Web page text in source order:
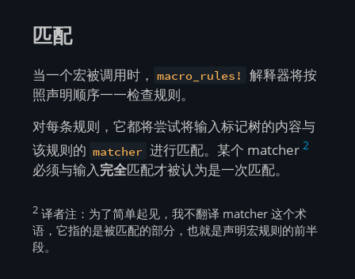
匹配
当一个宏被调用时， macro_rules!
解释器将按
照声明顺序一一检查规则。
对每条规则，它都将尝试将输入标记树的内容与
该规则的 matcher 进行匹配。某个 matcher 2
必须与输入完全匹配才被认为是一次匹配。
2 译者注：为了简单起见，我不翻译 matcher 这个术
语，它指的是被匹配的部分，也就是声明宏规则的前半
段。